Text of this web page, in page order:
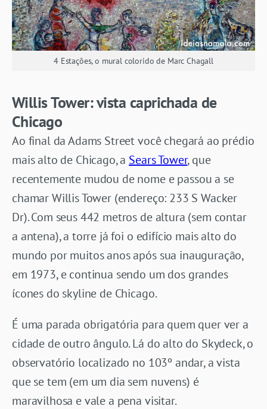
4 Estações, o mural colorido de Marc Chagall
Willis Tower: vista caprichada de
Chicago
Ao final da Adams Street você chegará ao prédio
mais alto de Chicago, a Sears Tower, que
recentemente mudou de nome e passou a se
chamar Willis Tower (endereço: 233 S Wacker
Dr). Com seus 442 metros de altura (sem contar
a antena), a torre já foi o edifício mais alto do
mundo por muitos anos após sua inauguração,
em 1973, e continua sendo um dos grandes
ícones do skyline de Chicago.
É uma parada obrigatória para quem quer ver a
cidade de outro ângulo. Lá do alto do Skydeck, o
observatório localizado no 103º andar, a vista
que se tem (em um dia sem nuvens) é
maravilhosa e vale a pena visitar.